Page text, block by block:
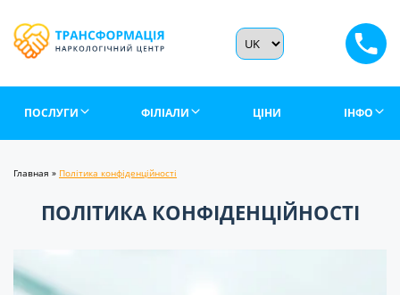
ПОСЛУГИ ФІЛІАЛИ ЦІНИ ІНФО
Главная » Політика конфіденційності
ПОЛІТИКА КОНФІДЕНЦІЙНОСТІ